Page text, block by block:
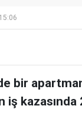
bir
iş kazasında